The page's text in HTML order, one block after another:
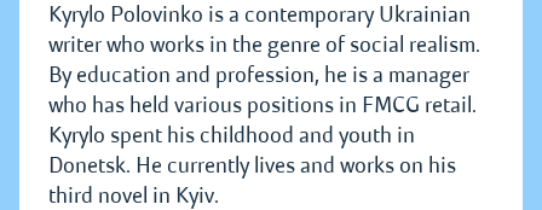
Kyrylo Polovinko is a contemporary Ukrainian
writer who works in the genre of social realism.
By education and profession, he is a manager
who has held various positions in FMCG retail.
Kyrylo spent his childhood and youth in
Donetsk. He currently lives and works on his
third novel in Kyiv.